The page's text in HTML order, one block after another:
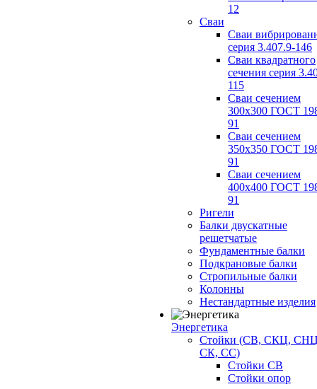
12
Сваи
Сваи
серия 3.407.9-146
Сваи квадратного
сечения серия
115
Сваи сечением
300х300 ГОСТ
91
Сваи сечением
350х350 ГОСТ
91
Сваи сечением
400х400 ГОСТ
91
Ригели
Балки двускатные
решетчатые
Фундаментные балки
Подкрановые балки
Стропильные балки
Колонны
Нестандартные изделия
Энергетика
Стойки (СВ, СКЦ,
СК, СС)
Стойки СВ
Стойки опор